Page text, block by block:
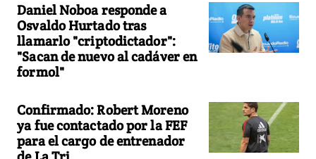
Daniel Noboa responde a
Osvaldo Hurtado tras
llamarlo "criptodictador":
"Sacan de nuevo al cadáver en
formol"
Confirmado: Robert Moreno
ya fue contactado por la FEF
para el cargo de entrenador